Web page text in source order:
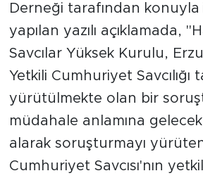
Derneği tarafından
yapılan yazılı açıklamada,
Savcılar Yüksek Kurulu,
Yetkili Cumhuriyet Savcılığı
yürütülmekte olan bir
müdahale anlamına
alarak soruşturmayı
Cumhuriyet Savcısı'nın
Doğanyol
Arapgir
Battalgazi
Darende